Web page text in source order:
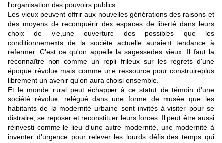
l'organisation des pouvoirs publics.
Les vieux peuvent offrir aux nouvelles générations des raisons et
des moyens de reconquérir des espaces de liberté dans leurs
choix de vie,une ouverture des possibles que les
conditionnements de la société actuelle auraient tendance à
refermer. C'est ce qu'on appelle la sagessedes vieux. Il faut la
reconnaître non comme un repli frileux sur les regrets d'une
époque révolue mais comme une ressource pour construireplus
librement un avenir qu'on aura choisi ensemble.
Et le monde rural peut échapper à ce statut de témoin d'une
société révolue, relégué dans une forme de musée que les
habitants de la modernité urbaine sont invités à visiter pour se
distraire, se reposer et reconstituer leurs forces. Il peut être aussi
réinvesti comme le lieu d'une autre modernité, une modernité à
inventer d'urgence pour relever les lourds défis des temps qui